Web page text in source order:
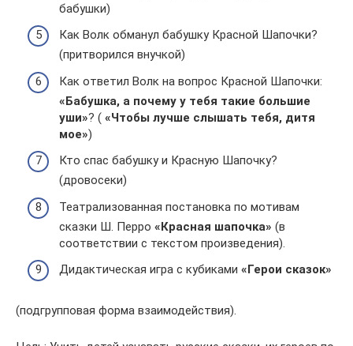
бабушки)
Как Волк обманул бабушку Красной Шапочки?
(притворился внучкой)
Как ответил Волк на вопрос Красной Шапочки:
«Бабушка, а почему у тебя такие большие
уши»? ( «Чтобы лучше слышать тебя, дитя
мое»)
Кто спас бабушку и Красную Шапочку?
(дровосеки)
Театрализованная постановка по мотивам
сказки Ш. Перро «Красная шапочка» (в
соответствии с текстом произведения).
Дидактическая игра с кубиками «Герои сказок»
(подгрупповая форма взаимодействия).